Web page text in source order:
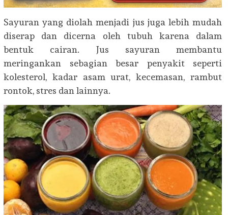
Sayuran yang diolah menjadi jus juga lebih mudah
diserap dan dicerna oleh tubuh karena dalam
bentuk cairan. Jus sayuran membantu
meringankan sebagian besar penyakit seperti
kolesterol, kadar asam urat, kecemasan, rambut
rontok, stres dan lainnya.